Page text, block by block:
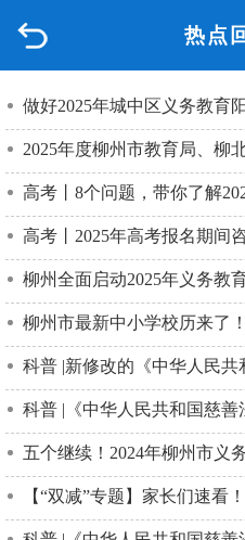
热点
品质城中
新闻中心
政府信息公开
网上办事
数据专题
高考丨2025年高考报名期间